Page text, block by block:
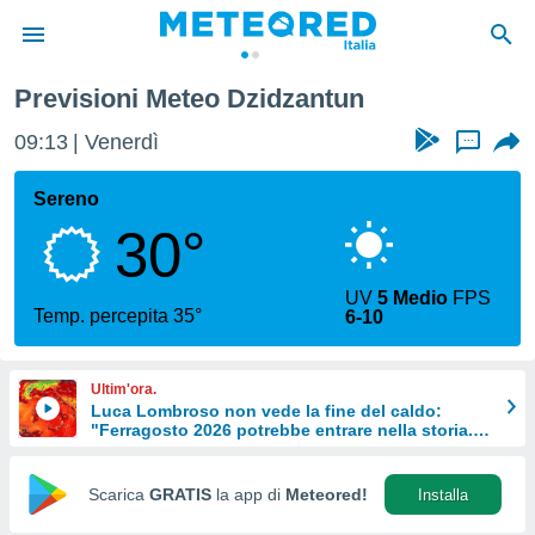
di
per
le
di
Web
Previsioni Meteo Dzidzantun
09:13 Venerdì ...
Sereno
30°
Temp. percepita 35°
UV5 Medio FPS
6-10
Ultim'ora.
Luca Lombroso non vede la fine del caldo:
"Ferragosto 2026 potrebbe entrare nella storia.
Scarica GRATIS la app di Meteored! Installa